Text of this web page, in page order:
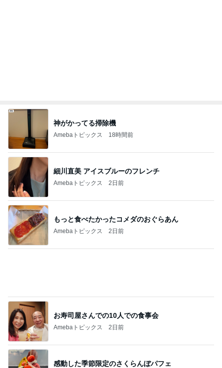
お寿司屋さんでの10人での食事会
Amebaトピックス 2日前
感動した季節限定のさくらんぼパフェ
Amebaトピックス 2日前